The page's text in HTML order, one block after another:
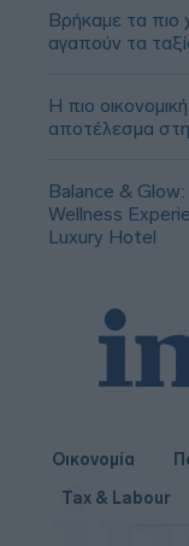
Βρήκαμε τα πιο
αγαπούν τα
Η πιο
αποτέλεσμα
Balance &
Wellness
Luxury Hotel
Οικονομία
Tax & Labour